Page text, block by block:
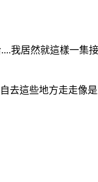
我居然就這樣一集
去這些地方走走像